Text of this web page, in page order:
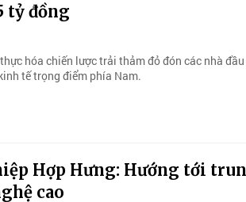
tỷ đồng
hóa chiến lược trải thảm đỏ đón các nhà
tế trọng điểm phía Nam.
Hợp Hưng: Hướng tới
cao